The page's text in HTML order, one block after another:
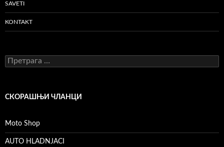
SAVETI
KONTAKT
Претрага
за:
СКОРАШЊИ ЧЛАНЦИ
Moto Shop
AUTO HLADNJACI